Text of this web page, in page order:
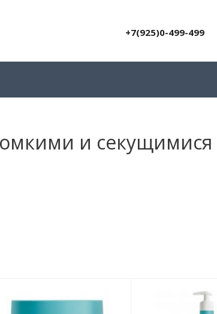
+7(925)0-499-499
и